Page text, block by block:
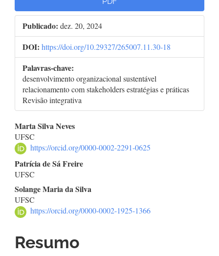
Publicado: dez. 20, 2024
DOI: https://doi.org/10.29327/265007.11.30-18
Palavras-chave:
desenvolvimento organizacional sustentável
relacionamento com stakeholders estratégias e práticas
Revisão integrativa
Conteúdo
do
artigo
principal
Marta Silva Neves
UFSC
https://orcid.org/0000-0002-2291-0625
Patrícia de Sá Freire
UFSC
Solange Maria da Silva
UFSC
https://orcid.org/0000-0002-1925-1366
Resumo